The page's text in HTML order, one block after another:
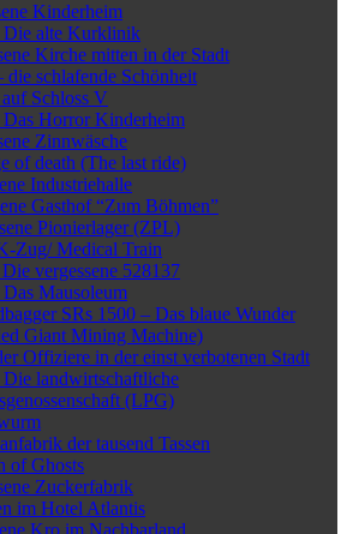
Kinderheim
Die alte Kurklinik
Kirche mitten in der Stadt
die schlafende Schönheit
Schloss V
Das Horror Kinderheim
Zinnwäsche
of death (The last ride)
Industriehalle
Gasthof “Zum Böhmen”
Pionierlager (ZPL)
Zug/ Medical Train
vergessene 528137
Mausoleum
SRs 1500 – Das blaue Wunder
Giant Mining Machine)
Offiziere in der einst verbotenen Stadt
Die landwirtschaftliche
(LPG)
der tausend Tassen
of Ghosts
Zuckerfabrik
im Hotel Atlantis
Kro im Nachbarland